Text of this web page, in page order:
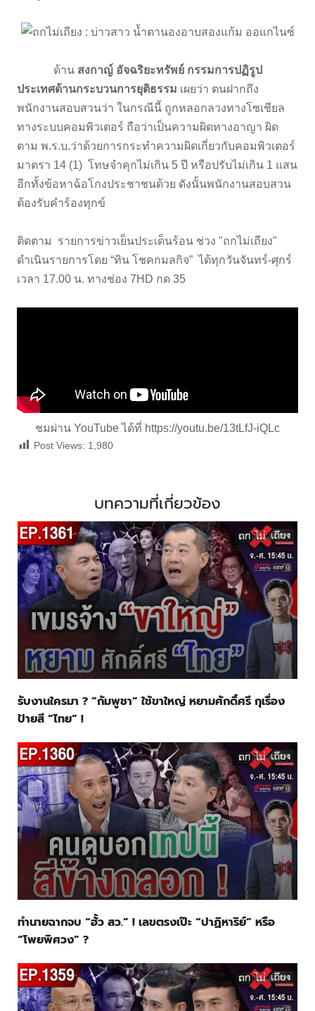
ด้าน สงกาญ์ อัจฉริยะทรัพย์ กรรมการปฏิรูป
ประเทศด้านกระบวนการยุติธรรม เผยว่า ตนฝากถึง
พนักงานสอบสวนว่า ในกรณีนี้ ถูกหลอกลวงทางโซเชียล
ทางระบบคอมพิวเตอร์ ถือว่าเป็นความผิดทางอาญา ผิด
ตาม พ.ร.บ.ว่าด้วยการกระทําความผิดเกี่ยวกับคอมพิวเตอร์
มาตรา 14 (1) โทษจำคุกไม่เกิน 5 ปี หรือปรับไม่เกิน 1 แสน
อีกทั้งข้อหาฉ้อโกงประชาชนด้วย ดังนั้นพนักงานสอบสวน
ต้องรับคำร้องทุกข์
ติดตาม รายการข่าวเย็นประเด็นร้อน ช่วง "ถกไม่เถียง"
ดำเนินรายการโดย “ทิน โชคกมลกิจ” ได้ทุกวันจันทร์-ศุกร์
เวลา 17.00 น. ทางช่อง 7HD กด 35
ชมผ่าน YouTube ได้ที่ https://youtu.be/13tLfJ-iQLc
Post Views: 1,980
บทความที่เกี่ยวข้อง
รับงานใครมา ? “กัมพูชา” ใช้ขาใหญ่ หยามศักดิ์ศรี กุเรื่อง
ป้ายสี “ไทย” !
ทำนายฉากจบ “ฮั้ว สว.” ! เลขตรงเป๊ะ “ปาฏิหาริย์” หรือ
“โพยพิศวง” ?